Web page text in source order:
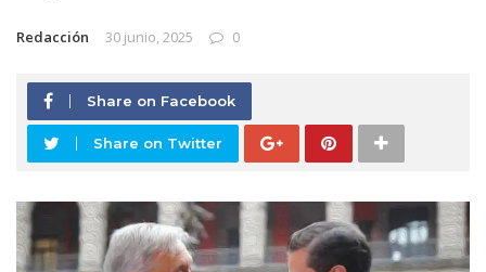
Redacción 30 junio, 2025 0
Share on Facebook
Share on Twitter